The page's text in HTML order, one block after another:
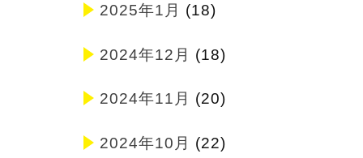
2025年1月 (18)
2024年12月 (18)
2024年11月 (20)
2024年10月 (22)